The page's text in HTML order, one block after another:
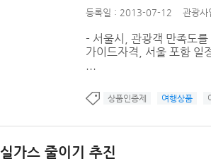
등록일 : 2013-07-12 관광사
- 서울시, 관광객 만족도
가이드자격, 서울 포함 일
...
상품인증제 여행상품
가스 줄이기 추진